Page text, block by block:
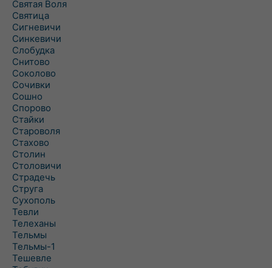
Святая Воля
Святица
Сигневичи
Синкевичи
Слобудка
Снитово
Соколово
Сочивки
Сошно
Спорово
Стайки
Староволя
Стахово
Столин
Столовичи
Страдечь
Струга
Сухополь
Тевли
Телеханы
Тельмы
Тельмы-1
Тешевле